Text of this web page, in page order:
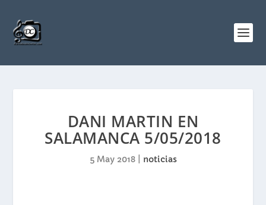
DANI MARTIN EN
SALAMANCA 5/05/2018
5 May 2018| noticias